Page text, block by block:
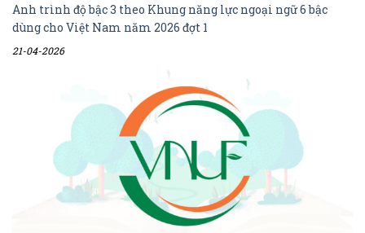
Anh trình độ bậc 3 theo Khung năng lực ngoại ngữ 6 bậc
dùng cho Việt Nam năm 2026 đợt 1
21-04-2026